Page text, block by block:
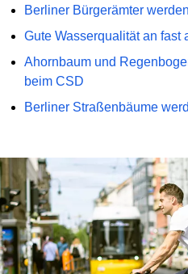
Berliner Bürgerämter
Gute Wasserqualität an
Ahornbaum und
beim CSD
Berliner Straßenbäume